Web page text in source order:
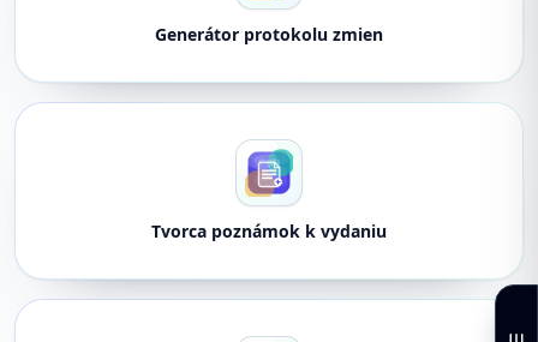
Generátor protokolu zmien
Tvorca poznámok k vydaniu